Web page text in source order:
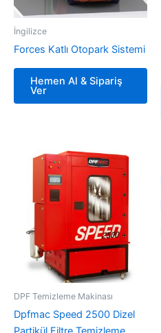
İngilizce
Forces Katlı Otopark Sistemi
Hemen Al & Sipariş
Ver
DPF Temizleme Makinası
Dpfmac Speed 2500 Dizel